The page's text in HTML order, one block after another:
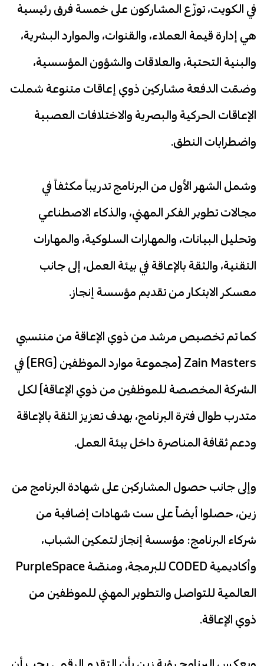
في الكويت، توزّع المشاركون على خمسة فرق رئيسية
هي إدارة قيمة العملاء، والقنوات، والموارد البشرية،
والبنية التحتية، والعلاقات والشؤون المؤسسية،
وضمّت الدفعة مشاركين ذوي إعاقات متنوعة شملت
الإعاقات الحركية والبصرية والاختلافات العصبية
واضطرابات النطق.
وشمل الشهر الأول من البرنامج تدريباً مكثفاً في
مجالات تطوير الفكر المهني، والذكاء الاصطناعي
وتحليل البيانات، والمهارات السلوكية، والمهارات
التقنية، والثقة بالإعاقة في بيئة العمل، إلى جانب
معسكر الابتكار من تقديم مؤسسة إنجاز.
كما تم تخصيص مرشد من ذوي الإعاقة من منتسبي
Zain Masters (مجموعة موارد الموظفين (ERG) في
الشركة المخصصة للموظفين من ذوي الإعاقة) لكل
متدرب طوال فترة البرنامج، بهدف تعزيز الثقة بالإعاقة
ودعم ثقافة المناصرة داخل بيئة العمل.
وإلى جانب حصول المشاركين على شهادة البرنامج من
زين، حصلوا أيضاً على ست شهادات إضافية من
شركاء البرنامج: مؤسسة إنجاز لتمكين الشباب،
وأكاديمية CODED للبرمجة، ومنصّة PurpleSpace
العالمية للتواصل والتطوير المهني للموظفين من
ذوي الإعاقة.